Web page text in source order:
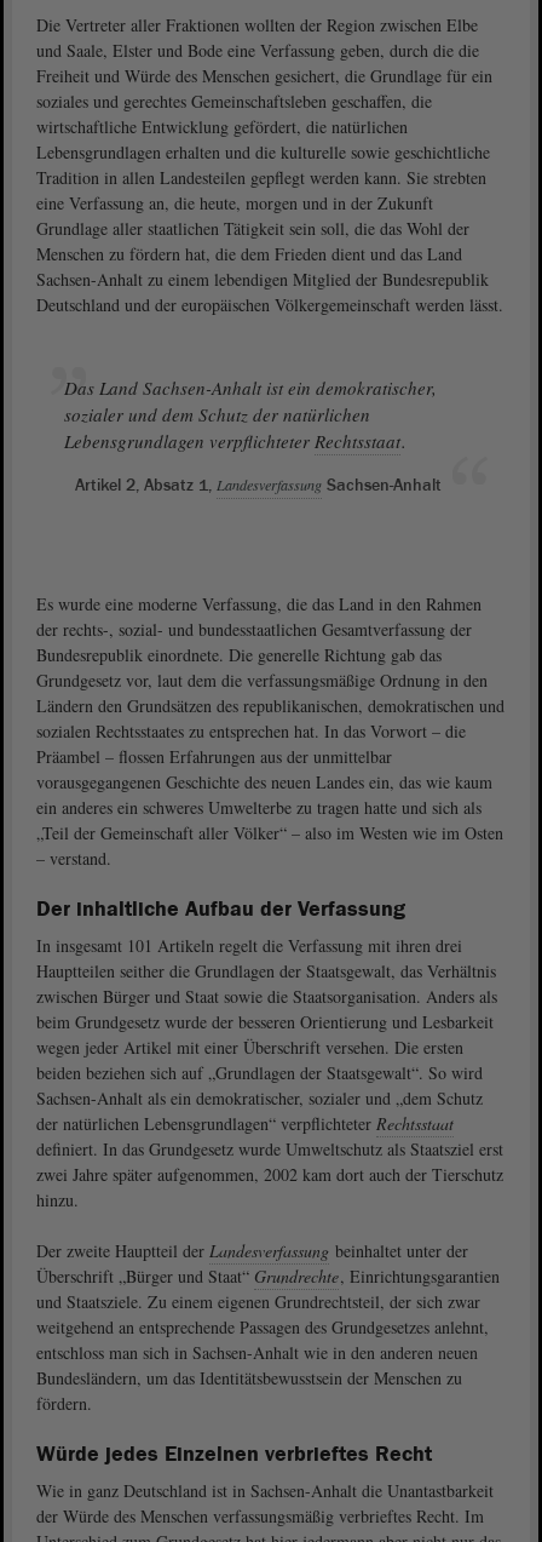
Die Vertreter aller Fraktionen wollten der Region zwischen Elbe
und Saale, Elster und Bode eine Verfassung geben, durch die die
Freiheit und Würde des Menschen gesichert, die Grundlage für ein
soziales und gerechtes Gemeinschaftsleben geschaffen, die
wirtschaftliche Entwicklung gefördert, die natürlichen
Lebensgrundlagen erhalten und die kulturelle sowie geschichtliche
Tradition in allen Landesteilen gepflegt werden kann. Sie strebten
eine Verfassung an, die heute, morgen und in der Zukunft
Grundlage aller staatlichen Tätigkeit sein soll, die das Wohl der
Menschen zu fördern hat, die dem Frieden dient und das Land
Sachsen-Anhalt zu einem lebendigen Mitglied der Bundesrepublik
Deutschland und der europäischen Völkergemeinschaft werden lässt.
Das Land Sachsen-Anhalt ist ein demokratischer,
sozialer und dem Schutz der natürlichen
Lebensgrundlagen verpflichteter Rechtsstaat.
Artikel 2, Absatz 1, Landesverfassung Sachsen-Anhalt
Es wurde eine moderne Verfassung, die das Land in den Rahmen
der rechts-, sozial- und bundesstaatlichen Gesamtverfassung der
Bundesrepublik einordnete. Die generelle Richtung gab das
Grundgesetz vor, laut dem die verfassungsmäßige Ordnung in den
Ländern den Grundsätzen des republikanischen, demokratischen und
sozialen Rechtsstaates zu entsprechen hat. In das Vorwort – die
Präambel – flossen Erfahrungen aus der unmittelbar
vorausgegangenen Geschichte des neuen Landes ein, das wie kaum
ein anderes ein schweres Umwelterbe zu tragen hatte und sich als
„Teil der Gemeinschaft aller Völker“ – also im Westen wie im Osten
– verstand.
Der inhaltliche Aufbau der Verfassung
In insgesamt 101 Artikeln regelt die Verfassung mit ihren drei
Hauptteilen seither die Grundlagen der Staatsgewalt, das Verhältnis
zwischen Bürger und Staat sowie die Staatsorganisation. Anders als
beim Grundgesetz wurde der besseren Orientierung und Lesbarkeit
wegen jeder Artikel mit einer Überschrift versehen. Die ersten
beiden beziehen sich auf „Grundlagen der Staatsgewalt“. So wird
Sachsen-Anhalt als ein demokratischer, sozialer und „dem Schutz
der natürlichen Lebensgrundlagen“ verpflichteter Rechtsstaat
definiert. In das Grundgesetz wurde Umweltschutz als Staatsziel erst
zwei Jahre später aufgenommen, 2002 kam dort auch der Tierschutz
hinzu.
Der zweite Hauptteil der Landesverfassung beinhaltet unter der
Überschrift „Bürger und Staat“ Grundrechte, Einrichtungsgarantien
und Staatsziele. Zu einem eigenen Grundrechtsteil, der sich zwar
weitgehend an entsprechende Passagen des Grundgesetzes anlehnt,
entschloss man sich in Sachsen-Anhalt wie in den anderen neuen
Bundesländern, um das Identitätsbewusstsein der Menschen zu
fördern.
Würde jedes Einzelnen verbrieftes Recht
Wie in ganz Deutschland ist in Sachsen-Anhalt die Unantastbarkeit
der Würde des Menschen verfassungsmäßig verbrieftes Recht. Im